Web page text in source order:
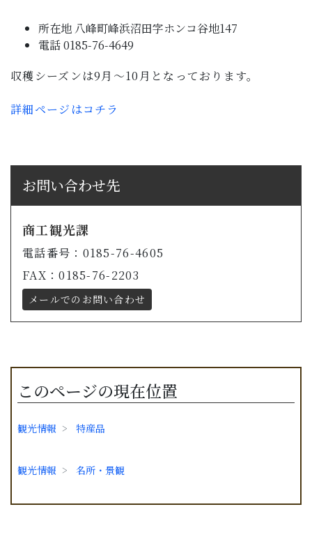
所在地 八峰町峰浜沼田字ホンコ谷地147
電話 0185-76-4649
収穫シーズンは9月～10月となっております。
詳細ページはコチラ
お問い合わせ先
商工観光課
電話番号：0185-76-4605
FAX：0185-76-2203
メールでのお問い合わせ
このページの現在位置
観光情報 特産品
観光情報 名所・景観